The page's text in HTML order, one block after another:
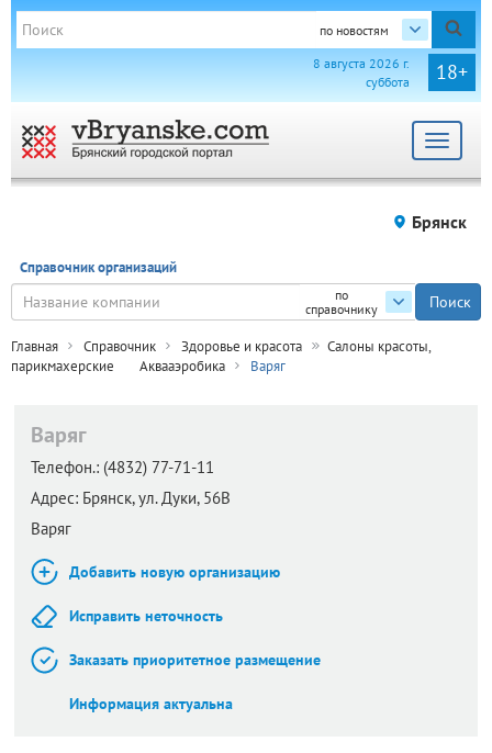
по новостям
18+
8 августа 2026 г.
суббота
Toggle
Брянск
Справочник организаций
по
справочнику
Главная Справочник Здоровье и красота
Салоны красоты,
парикмахерские
Аквааэробика Варяг
Варяг
Телефон.: (4832) 77-71-11
Адрес: Брянск,ул. Дуки, 56В
Варяг
Добавить новую организацию
Исправить неточность
Заказать приоритетное размещение
Информация актуальна